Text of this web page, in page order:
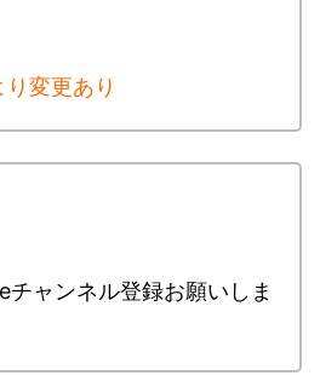
変更あり
ャンネル登録お願いしま